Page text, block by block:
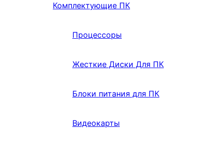
Комплектующие ПК
Процессоры
Жесткие Диски Для ПК
Блоки питания для ПК
Видеокарты